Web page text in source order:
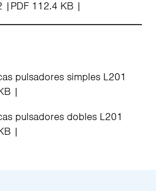
PDF 112.4 KB
pulsadores simples L201
pulsadores dobles L201